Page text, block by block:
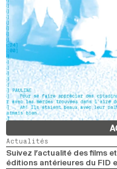
Actualités
Suivez l’actualité des films
éditions antérieures du FID